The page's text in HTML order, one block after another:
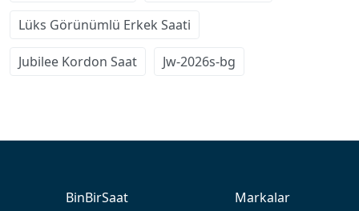
Lüks Görünümlü Erkek Saati
Jubilee Kordon Saat Jw-2026s-bg
BinBirSaat Markalar